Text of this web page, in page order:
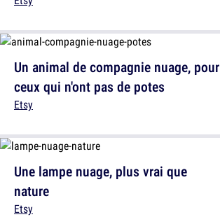
Une lampe nuage, plus vrai que
nature
Etsy
Un animal de compagnie nuage, pour
ceux qui n'ont pas de potes
Etsy